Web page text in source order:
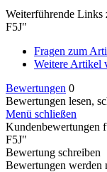
Weiterführende
F5J"
Fragen zum
Weitere Artikel
Bewertungen 0
Bewertungen lesen,
Menü schließen
Kundenbewertungen
F5J"
Bewertung schreiben
Bewertungen werden